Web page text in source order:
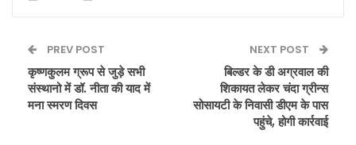
PREV POST
कृष्णकुलम ग्रूप से जुड़े सभी
संस्थानो में डॉ. नीता की याद में
मना स्मरण दिवस
NEXT POST
बिल्डर के डी अग्रवाल की
शिकायत लेकर चंदा ग्रीन्स
सोसायटी के निवासी डीएम के पास
पहुंचे, होगी कार्रवाई